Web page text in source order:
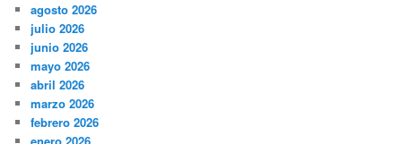
agosto 2026
julio 2026
junio 2026
mayo 2026
abril 2026
marzo 2026
febrero 2026